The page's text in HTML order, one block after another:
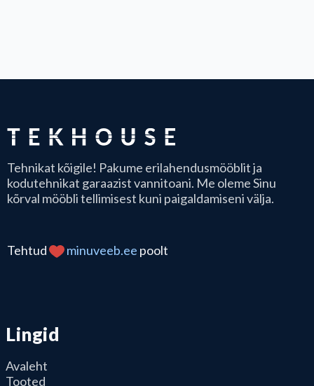
Tehnikat kõigile! Pakume erilahendusmööblit ja
kodutehnikat garaazist vannitoani. Me oleme Sinu
kõrval mööbli tellimisest kuni paigaldamiseni välja.
Tehtud minuveeb.ee poolt
Lingid
Avaleht
Tooted